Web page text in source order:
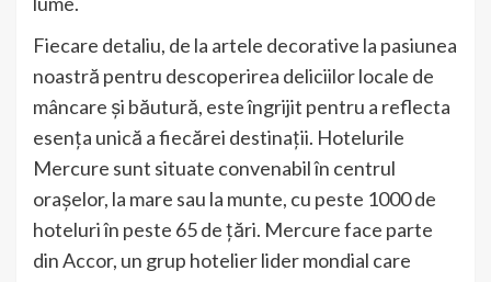
Fiecare detaliu, de la artele decorative la pasiunea
noastră pentru descoperirea deliciilor locale de
mâncare și băutură, este îngrijit pentru a reflecta
esența unică a fiecărei destinații. Hotelurile
Mercure sunt situate convenabil în centrul
orașelor, la mare sau la munte, cu peste 1000 de
hoteluri în peste 65 de țări. Mercure face parte
din Accor, un grup hotelier lider mondial care